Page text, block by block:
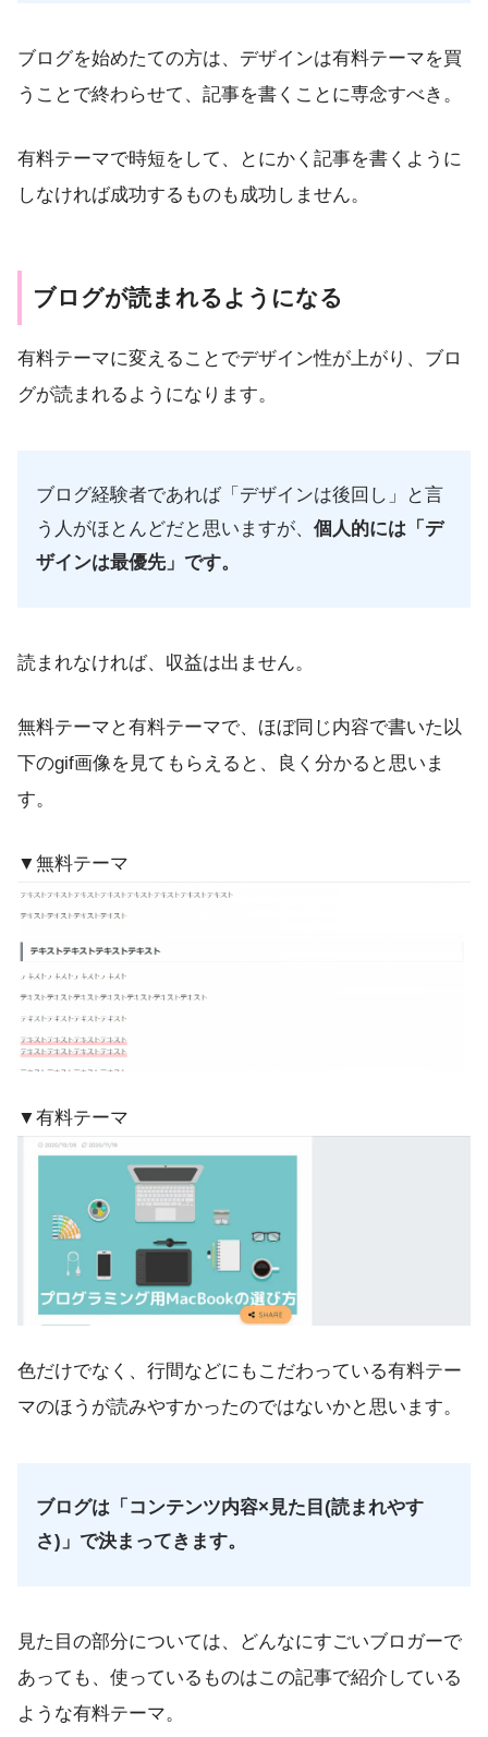
ブログを始めたての方は、デザインは有料テーマを買
うことで終わらせて、記事を書くことに専念すべき。
有料テーマで時短をして、とにかく記事を書くように
しなければ成功するものも成功しません。
ブログが読まれるようになる
有料テーマに変えることでデザイン性が上がり、ブロ
グが読まれるようになります。
ブログ経験者であれば「デザインは後回し」と言
う人がほとんどだと思いますが、個人的には「デ
ザインは最優先」です。
読まれなければ、収益は出ません。
無料テーマと有料テーマで、ほぼ同じ内容で書いた以
下のgif画像を見てもらえると、良く分かると思いま
す。
▼無料テーマ
▼有料テーマ
色だけでなく、行間などにもこだわっている有料テー
マのほうが読みやすかったのではないかと思います。
ブログは「コンテンツ内容×見た目(読まれやす
さ)」で決まってきます。
見た目の部分については、どんなにすごいブロガーで
あっても、使っているものはこの記事で紹介している
ような有料テーマ。